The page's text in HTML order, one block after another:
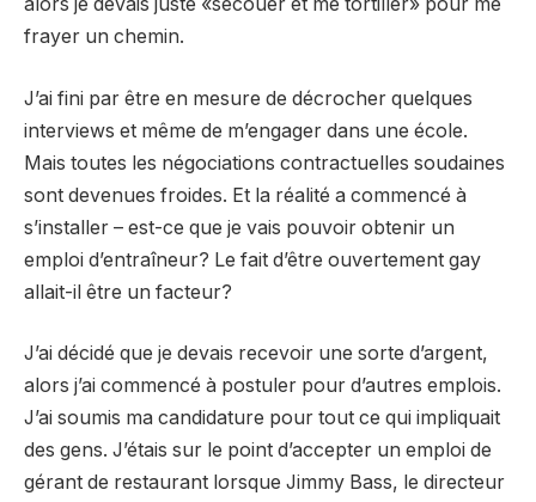
frayer un chemin.
J’ai fini par être en mesure de décrocher quelques
interviews et même de m’engager dans une école.
Mais toutes les négociations contractuelles soudaines
sont devenues froides. Et la réalité a commencé à
s’installer – est-ce que je vais pouvoir obtenir un
emploi d’entraîneur? Le fait d’être ouvertement gay
allait-il être un facteur?
J’ai décidé que je devais recevoir une sorte d’argent,
alors j’ai commencé à postuler pour d’autres emplois.
J’ai soumis ma candidature pour tout ce qui impliquait
des gens. J’étais sur le point d’accepter un emploi de
gérant de restaurant lorsque Jimmy Bass, le directeur